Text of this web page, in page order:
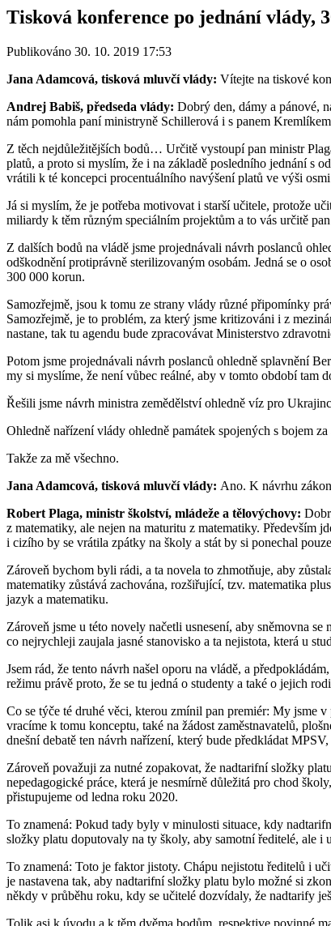
Tisková konference po jednání vlády,
Publikováno 30. 10. 2019 17:53
Jana Adamcová, tisková mluvčí vlády: Vítejte na tiskové
Andrej Babiš, předseda vlády: Dobrý den, dámy a pánové,
nám pomohla paní ministryně Schillerová i s panem
Z těch nejdůležitějších bodů… Určitě vystoupí pan ministr
platů, a proto si myslím, že i na základě posledního jednání s
vrátili k té koncepci procentuálního navýšení platů ve výši
Já si myslím, že je potřeba motivovat i starší učitele, protože
miliardy k těm různým speciálním projektům a to vás určitě
Z dalších bodů na vládě jsme projednávali návrh poslanců
odškodnění protiprávně sterilizovaným osobám. Jedná se o
300 000 korun.
Samozřejmě, jsou k tomu ze strany vlády různé připomínky
Samozřejmě, je to problém, za který jsme kritizováni i z
nastane, tak tu agendu bude zpracovávat Ministerstvo
Potom jsme projednávali návrh poslanců ohledně splavnění
my si myslíme, že není vůbec reálné, aby v tomto období tam
Řešili jsme návrh ministra zemědělství ohledně víz pro
Ohledně nařízení vlády ohledně památek spojených s bojem
Takže za mě všechno.
Jana Adamcová, tisková mluvčí vlády: Ano. K návrhu
Robert Plaga, ministr školství, mládeže a tělovýchovy:
z matematiky, ale nejen na maturitu z matematiky. Především
i cizího by se vrátila zpátky na školy a stát by si ponechal
Zároveň bychom byli rádi, a ta novela to zhmotňuje, aby
matematiky zůstává zachována, rozšiřující, tzv. matematika
jazyk a matematiku.
Zároveň jsme u této novely načetli usnesení, aby sněmovna
co nejrychleji zaujala jasné stanovisko a ta nejistota, která u
Jsem rád, že tento návrh našel oporu na vládě, a
režimu právě proto, že se tu jedná o studenty a také o jejich
Co se týče té druhé věci, kterou zmínil pan premiér: My jsme
vracíme k tomu konceptu, také na žádost zaměstnavatelů,
dnešní debatě ten návrh nařízení, který bude předkládat
Zároveň považuji za nutné zopakovat, že nadtarifní složky
nepedagogické práce, která je nesmírně důležitá pro chod
přistupujeme od ledna roku 2020.
To znamená: Pokud tady byly v minulosti situace, kdy
složky platu doputovaly na ty školy, aby samotní ředitelé, ale
To znamená: Toto je faktor jistoty. Chápu nejistotu ředitelů i
je nastavena tak, aby nadtarifní složky platu bylo možné si
někdy v průběhu roku, kdy se učitelé dozvídaly, že nadtarify
Tolik asi k úvodu a k těm dvěma bodům, respektive povinné